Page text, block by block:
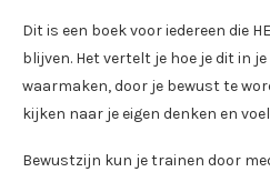
Dit is een boek voor iedereen die
blijven. Het vertelt je hoe je dit in
waarmaken, door je bewust te
kijken naar je eigen denken en
Bewustzijn kun je trainen door